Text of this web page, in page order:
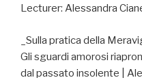
Lecturer: Alessandra
_Sulla pratica della
Gli sguardi amorosi
dal passato insolente |